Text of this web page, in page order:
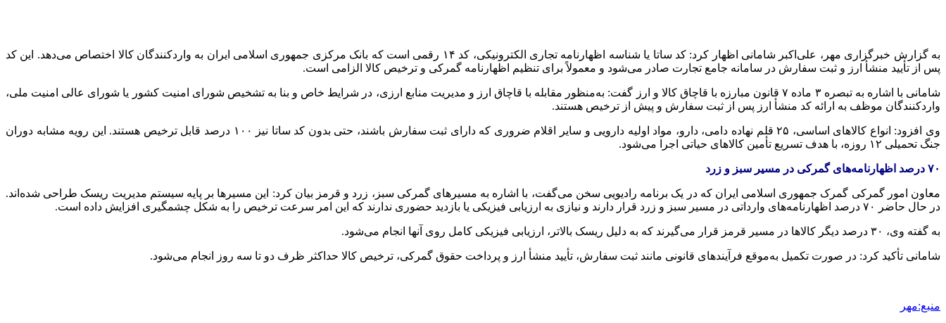
به گزارش خبرگزاری مهر، علی‌اکبر شامانی اظهار کرد: کد ساتا
یا شناسه اظهارنامه تجاری الکترونیکی، کد ۱۴ رقمی است که بانک مرکزی جمهوری اسلامی ایران به واردکنندگان کالا اختصاص می‌دهد. این کد
پس از تأیید منشأ ارز و ثبت سفارش در سامانه جامع تجارت صادر می‌شود و معمولاً برای تنظیم اظهارنامه گمرکی و ترخیص کالا الزامی است.
شامانی با اشاره به تبصره ۳ ماده ۷ قانون مبارزه با قاچاق کالا و ارز گفت: به‌منظور مقابله با قاچاق ارز و مدیریت منابع ارزی، در شرایط خاص و بنا به تشخیص شورای امنیت کشور یا شورای عالی امنیت ملی،
واردکنندگان موظف به ارائه کد منشأ ارز پس از ثبت سفارش و پیش از ترخیص هستند.
وی افزود: انواع کالاهای اساسی، ۲۵ قلم نهاده دامی، دارو، مواد اولیه دارویی و سایر اقلام ضروری که دارای ثبت سفارش باشند، حتی بدون کد ساتا
نیز ۱۰۰ درصد قابل ترخیص هستند. این رویه مشابه دوران
جنگ تحمیلی ۱۲ روزه، با هدف تسریع تأمین کالاهای حیاتی اجرا می‌شود.
۷۰ درصد اظهارنامه‌های گمرکی در مسیر سبز و زرد
معاون امور گمرکی گمرک جمهوری اسلامی ایران که در یک برنامه رادیویی سخن می‌گفت، با اشاره به مسیرهای گمرکی سبز، زرد و قرمز بیان کرد: این مسیرها بر پایه سیستم مدیریت ریسک طراحی شده‌اند.
در حال حاضر ۷۰ درصد اظهارنامه‌های وارداتی در مسیر سبز و زرد قرار دارند و نیازی به ارزیابی فیزیکی یا بازدید حضوری ندارند که این امر سرعت ترخیص را به شکل چشمگیری افزایش داده است.
به گفته وی، ۳۰ درصد دیگر کالاها در مسیر قرمز قرار می‌گیرند که به دلیل ریسک بالاتر، ارزیابی فیزیکی کامل روی آنها انجام می‌شود.
شامانی تأکید کرد: در صورت تکمیل به‌موقع فرآیندهای قانونی مانند ثبت سفارش، تأیید منشأ ارز و پرداخت حقوق گمرکی، ترخیص کالا حداکثر ظرف دو تا سه روز انجام می‌شود.
منبع:مهر